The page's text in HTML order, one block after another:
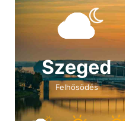
Szeged
Felhősödés